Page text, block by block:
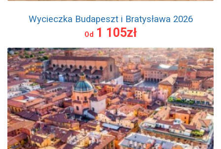
Wycieczka Budapeszt i Bratysława 2026
Od 1 105zł